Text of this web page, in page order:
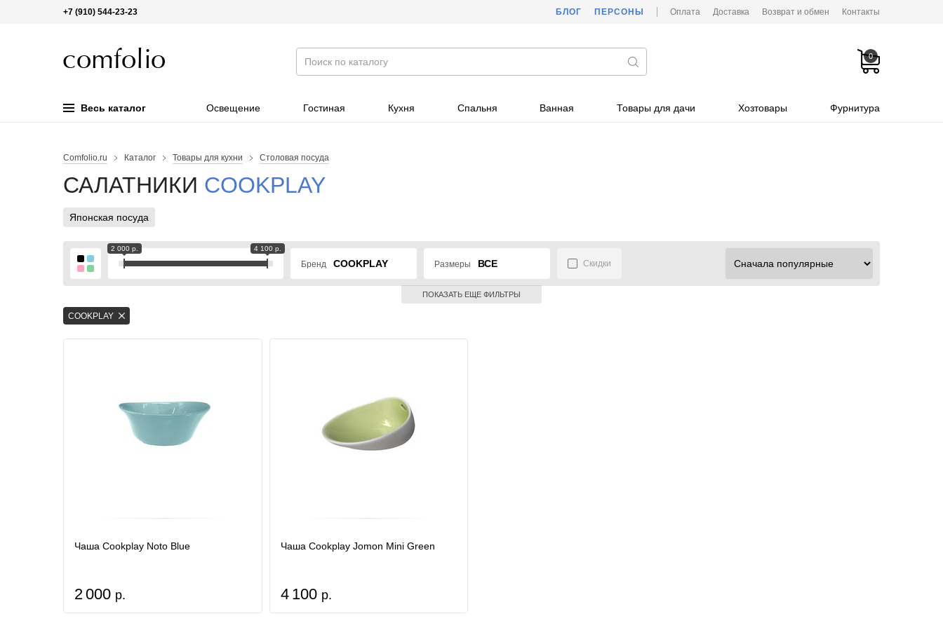
+7 (910) 544-23-23 БЛОГ ПЕРСОНЫ Оплата Доставка Возврат и обмен Контакты
0
Весь каталог Освещение Гостиная Кухня Спальня Ванная Товары для дачи Хозтовары Фурнитура
Comfolio.ru Каталог Товары для кухни Столовая посуда
САЛАТНИКИ COOKPLAY
Японская посуда
2 000 р. 4 100 р.
Бренд COOKPLAY Размеры ВСЕ Скидки
ПОКАЗАТЬ ЕЩЕ ФИЛЬТРЫ
COOKPLAY
Чаша Cookplay Noto Blue
2 000 р.
Чаша Cookplay Jomon Mini Green
4 100 р.